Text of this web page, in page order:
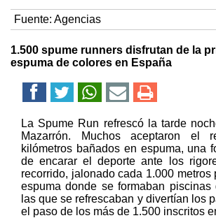
Fuente: Agencias
1.500 spume runners disfrutan de la
espuma de colores en España
La Spume Run refrescó la tarde
Mazarrón. Muchos aceptaron
kilómetros bañados en espuma, una
de encarar el deporte ante los
recorrido, jalonado cada 1.000 metros
espuma donde se formaban piscinas
las que se refrescaban y divertían los
el paso de los más de 1.500 inscritos